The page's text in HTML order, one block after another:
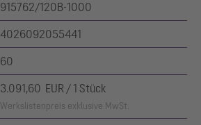
915762/120B-1000
4026092055441
60
3.091,60 EUR / 1 Stück
Werkslistenpreis exklusive MwSt.